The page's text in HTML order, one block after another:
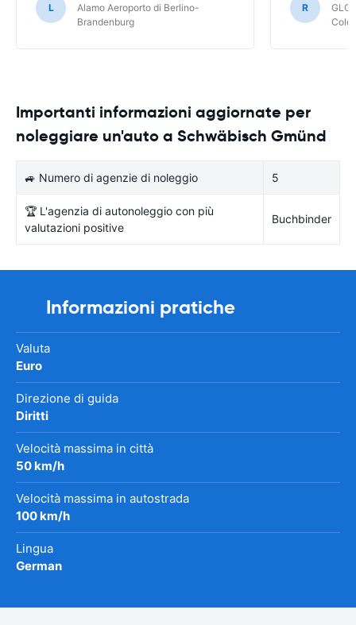
L
Alamo Aeroporto di Berlino-
Brandenburg
R
Importanti informazioni aggiornate per
noleggiare un'auto a Schwäbisch Gmünd
🚙 Numero di agenzie di noleggio 5
🏆 L'agenzia di autonoleggio con più
valutazioni positive
Buchbinder
Informazioni pratiche
Valuta
Euro
Direzione di guida
Diritti
Velocità massima in città
50 km/h
Velocità massima in autostrada
100 km/h
Lingua
German